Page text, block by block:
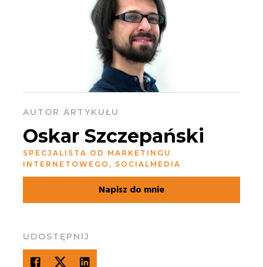
AUTOR ARTYKUŁU
Oskar Szczepański
SPECJALISTA OD MARKETINGU
INTERNETOWEGO, SOCIALMEDIA
Napisz do mnie
UDOSTĘPNIJ